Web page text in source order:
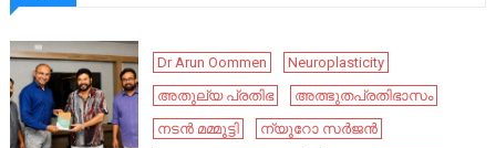
Dr Arun Oommen
Neuroplasticity
അതുല്യ പ്രതിഭ
അത്ഭുതപ്രതിഭാസം
നടൻ മമ്മൂട്ടി
ന്യൂറോ സർജൻ